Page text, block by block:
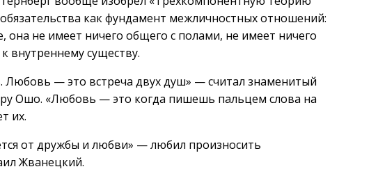
как фундамент межличностных отношений:
не имеет ничего общего с полами, не имеет ничего
внутреннему существу.
Любовь — это встреча двух душ» — считал знаменитый
Ошо. «Любовь — это когда пишешь пальцем слова на
их.
от дружбы и любви» — любил произносить
Жванецкий.